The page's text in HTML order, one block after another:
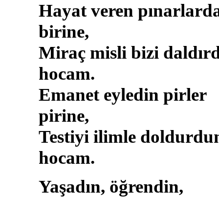
Hayat veren
birine,
Miraç misli bizi
hocam.
Emanet eyledin pirler
pirine,
Testiyi ilimle
hocam.
Yaşadın, öğrendin,